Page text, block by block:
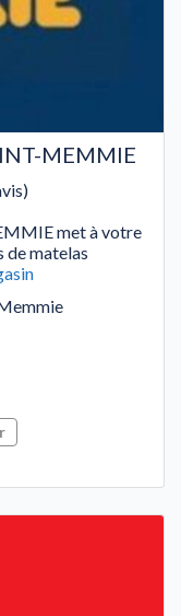
MEMMIE
met à votre
de matelas